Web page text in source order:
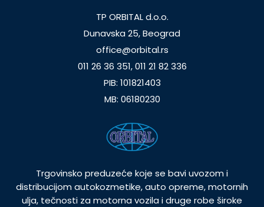
TP ORBITAL d.o.o.
Dunavska 25, Beograd
office@orbital.rs
011 26 36 351, 011 21 82 336
PIB: 101821403
MB: 06180230
Trgovinsko preduzeće koje se bavi uvozom i
distribucijom autokozmetike, auto opreme, motornih
ulja, tečnosti za motorna vozila i druge robe široke